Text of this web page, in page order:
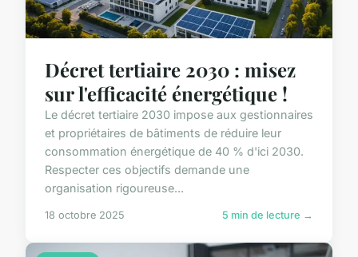
Décret tertiaire 2030 : misez
sur l'efficacité énergétique !
Le décret tertiaire 2030 impose aux gestionnaires
et propriétaires de bâtiments de réduire leur
consommation énergétique de 40 % d'ici 2030.
Respecter ces objectifs demande une
organisation rigoureuse...
18 octobre 2025 5 min de lecture →